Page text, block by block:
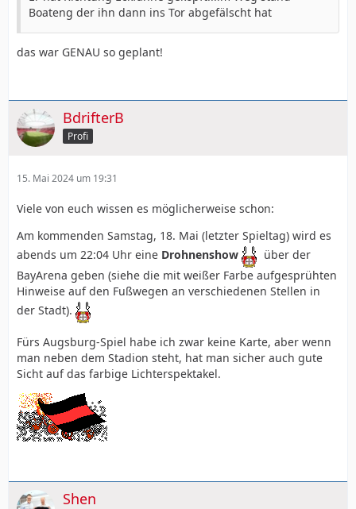
Boateng der ihn dann ins Tor abgefälscht hat
das war GENAU so geplant!
BdrifterB
Profi
15. Mai 2024 um 19:31
Viele von euch wissen es möglicherweise schon:
Am kommenden Samstag, 18. Mai (letzter Spieltag) wird es
abends um 22:04 Uhr eine Drohnenshow
über der
BayArena geben (siehe die mit weißer Farbe aufgesprühten
Hinweise auf den Fußwegen an verschiedenen Stellen in
der Stadt).
Fürs Augsburg-Spiel habe ich zwar keine Karte, aber wenn
man neben dem Stadion steht, hat man sicher auch gute
Sicht auf das farbige Lichterspektakel.
Shen